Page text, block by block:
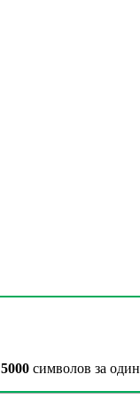
5000 символов за